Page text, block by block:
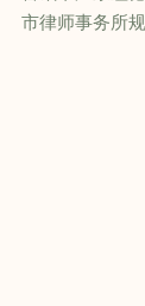
市律师事务所